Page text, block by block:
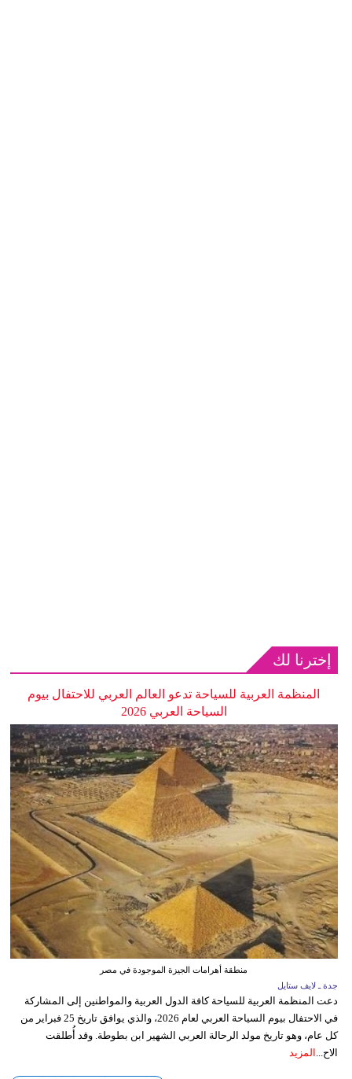
إخترنا لك
المنظمة العربية للسياحة تدعو العالم العربي للاحتفال بيوم
السياحة العربي 2026
منطقة أهرامات الجيزة الموجودة في مصر
جدة ـ لايف ستايل
دعت المنظمة العربية للسياحة كافة الدول العربية والمواطنين إلى المشاركة
في الاحتفال بيوم السياحة العربي لعام 2026، والذي يوافق تاريخ 25 فبراير من
كل عام، وهو تاريخ مولد الرحالة العربي الشهير ابن بطوطة. وقد أُطلقت
الاح... المزيد